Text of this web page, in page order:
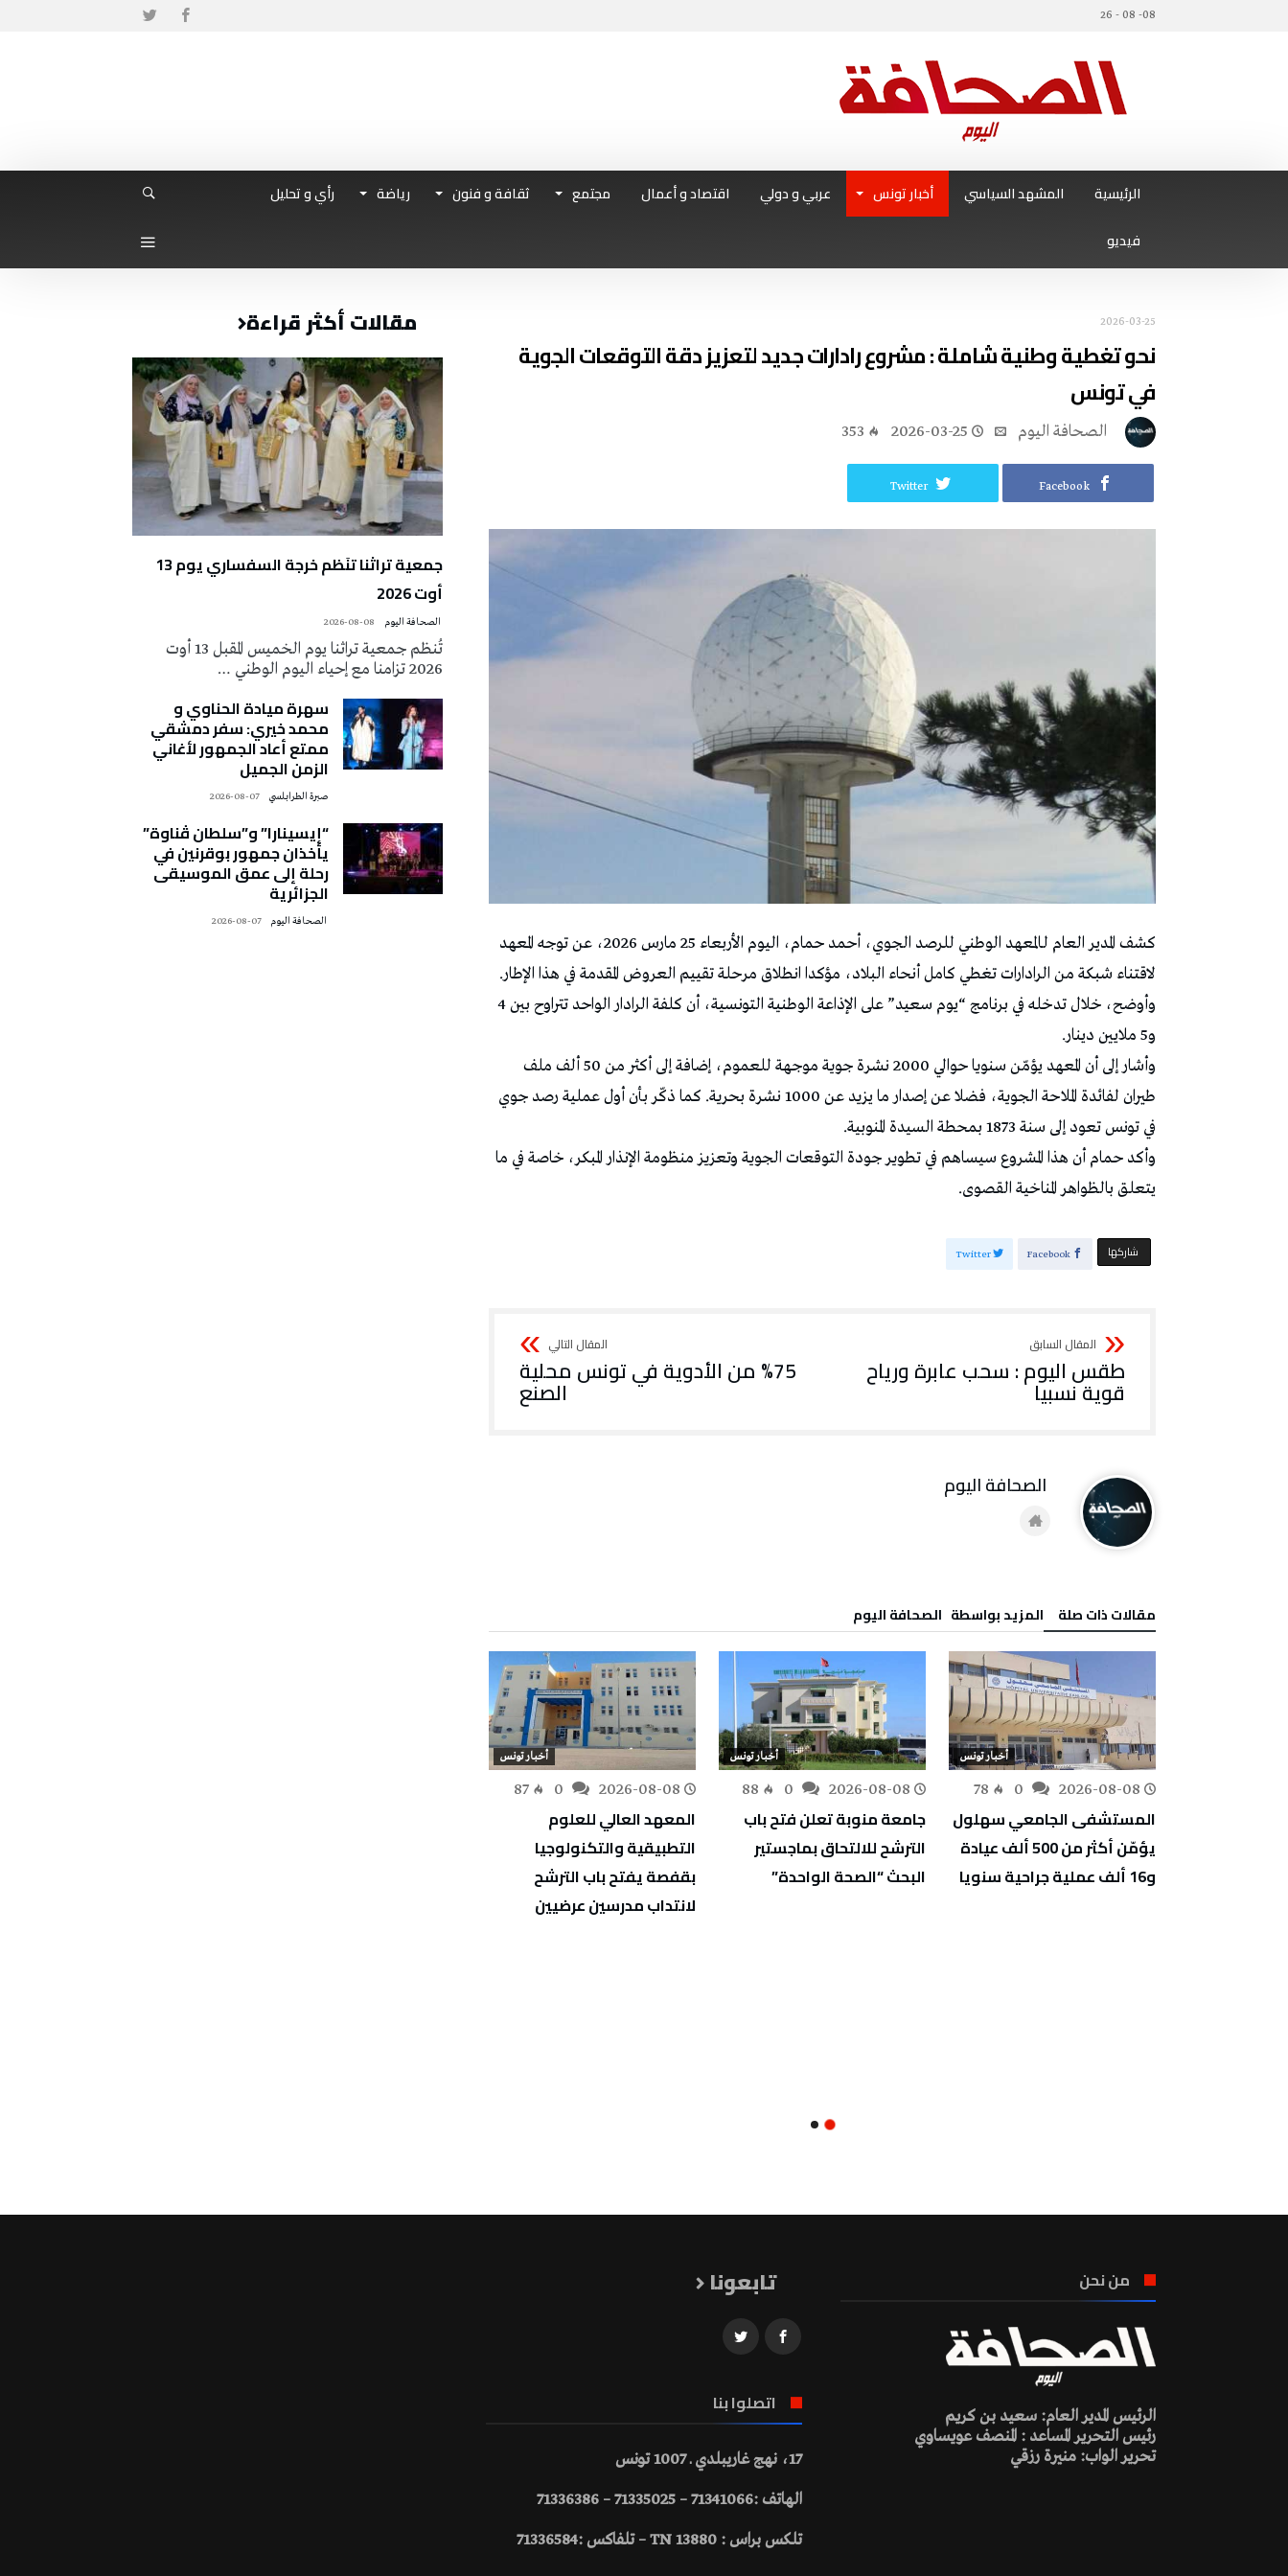
08- 08 - 26
الرئيسية المشهد السياسي أخبار تونس عربي و دولي اقتصاد و أعمال مجتمع ثقافة و فنون رياضة
رأي و تحليل
فيديو
2026-03-25
نحو تغطية وطنية شاملة : مشروع رادارات جديد لتعزيز دقة التوقعات الجوية
في تونس
2026-03-25
353
Facebook
Twitter
كشف المدير العام لـالمعهد الوطني للرصد الجوي، أحمد حمام، اليوم الأربعاء 25 مارس 2026، عن توجه المعهد
لاقتناء شبكة من الرادارات تغطي كامل أنحاء البلاد، مؤكدا انطلاق مرحلة تقييم العروض المقدمة في هذا الإطار.
وأوضح، خلال تدخله في برنامج “يوم سعيد” على الإذاعة الوطنية التونسية، أن كلفة الرادار الواحد تتراوح بين 4
و5 ملايين دينار.
وأشار إلى أن المعهد يؤمّن سنويا حوالي 2000 نشرة جوية موجهة للعموم، إضافة إلى أكثر من 50 ألف ملف
طيران لفائدة الملاحة الجوية، فضلا عن إصدار ما يزيد عن 1000 نشرة بحرية. كما ذكّر بأن أول عملية رصد جوي
في تونس تعود إلى سنة 1873 بمحطة السيدة المنوبية.
وأكد حمام أن هذا المشروع سيساهم في تطوير جودة التوقعات الجوية وتعزيز منظومة الإنذار المبكر، خاصة في ما
يتعلق بالظواهر المناخية القصوى.
‫‫ شاركها‬ Facebook
Twitter
طقس اليوم : سحب عابرة ورياح
قوية نسبيا
%75 من الأدوية في تونس محلية
الصنع
‫مقالات ذات صلة‬ ‫‫المزيد بواسطة‬ ‬ ‭ ‬الصحافة‭ ‬اليوم
أخبار تونس
2026-08-08
78
المستشفى الجامعي سهلول
يؤمّن أكثر من 500 ألف عيادة
و16 ألف عملية جراحية سنويا
أخبار تونس
2026-08-08
88
جامعة منوبة تعلن فتح باب
الترشح للالتحاق بماجستير
البحث “الصحة الواحدة”
أخبار تونس
2026-08-08
87
المعهد العالي للعلوم
التطبيقية والتكنولوجيا
بقفصة يفتح باب الترشح
لانتداب مدرسين عرضيين
مقالات أكثر قراءة
جمعية تراثنا تنَظم خرجة السفساري يوم 13
أوت 2026
2026-08-08
تُنظم جمعية تراثنا يوم الخميس المقبل 13 أوت
2026 تزامنا مع إحياء اليوم الوطني …
سهرة ميادة الحناوي و
محمد خيري: سفر دمشقي
ممتع أعاد الجمهور لأغاني
الزمن الجميل
صبرة الطرابلسي 2026-08-07
“إيسينارا” و”سلطان ڤناوة”
يأخذان جمهور بوقرنين في
رحلة إلى عمق الموسيقى
الجزائرية
2026-08-07
من نحن
الرئيس المدير العام: سعيد بن كريم
رئيس التحرير المساعد : المنصف عويساوي
تحرير الواب: منيرة رزقي
تابعونا
اتصلوا بنا
17، نهج غاريبلدي ـ 1007 تونس
الهاتف :71341066 – 71335025 – 71336386
تلكس براس : 13880 TN – تلفاكس :71336584